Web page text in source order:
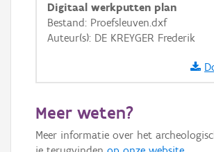
Digitaal werkputten plan
Bestand: Proefsleuven.dxf
Auteur(s): DE KREYGER Frederik
Meer weten?
Meer informatie over het